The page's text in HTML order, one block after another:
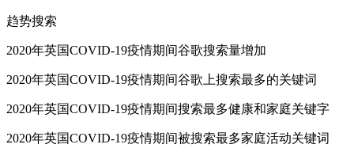
趋势搜索
2020年英国COVID-19疫情期间谷歌搜索量增加
2020年英国COVID-19疫情期间谷歌上搜索最多的关键词
2020年英国COVID-19疫情期间搜索最多健康和家庭关键字
2020年英国COVID-19疫情期间被搜索最多家庭活动关键词